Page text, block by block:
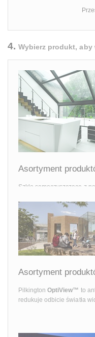
4.Wybierz produkt,
Asortyment
Szkło samoczyszczące z
Asortyment
PilkingtonOptiView™ to
redukuje odbicie światła